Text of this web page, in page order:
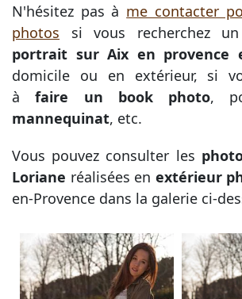
N'hésitez pas à me contacter
photos si vous recherchez un
portrait sur Aix en provence
domicile ou en extérieur, si
àfaire un book photo,
mannequinat, etc.
Vous pouvez consulter les
Loriane réalisées en extérieur
en-Provence dans la galerie ci-